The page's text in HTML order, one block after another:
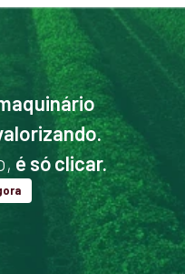
é só clicar.